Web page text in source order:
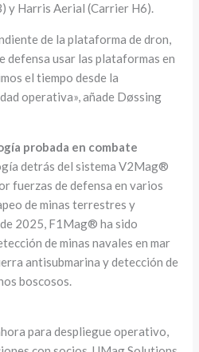
y Harris Aerial (Carrier H6).
de la plataforma de dron,
defensa usar las plataformas en
el tiempo desde la
operativa», añade Døssing
probada en combate
detrás del sistema V2Mag®
fuerzas de defensa en varios
de minas terrestres y
2025, F1Mag® ha sido
de minas navales en mar
antisubmarina y detección de
boscosos.
para despliegue operativo,